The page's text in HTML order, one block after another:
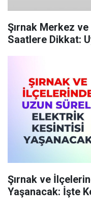
Şırnak Merkez
Saatlere Dikkat:
Şırnak ve
Yaşanacak: İşte